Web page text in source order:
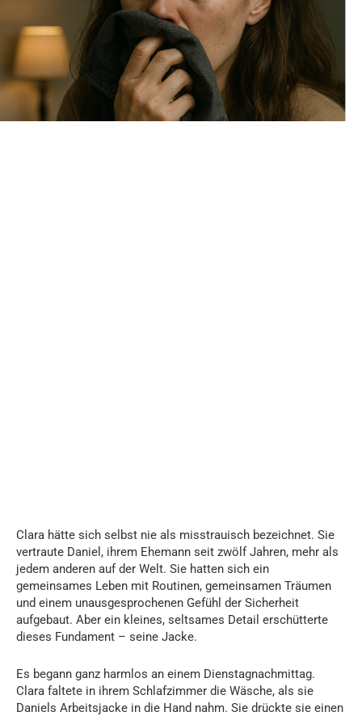
Clara hätte sich selbst nie als misstrauisch bezeichnet. Sie
vertraute Daniel, ihrem Ehemann seit zwölf Jahren, mehr als
jedem anderen auf der Welt. Sie hatten sich ein
gemeinsames Leben mit Routinen, gemeinsamen Träumen
und einem unausgesprochenen Gefühl der Sicherheit
aufgebaut. Aber ein kleines, seltsames Detail erschütterte
dieses Fundament – seine Jacke.
Es begann ganz harmlos an einem Dienstagnachmittag.
Clara faltete in ihrem Schlafzimmer die Wäsche, als sie
Daniels Arbeitsjacke in die Hand nahm. Sie drückte sie einen